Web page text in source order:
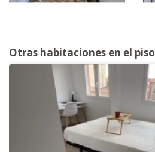
Otras habitaciones en el piso